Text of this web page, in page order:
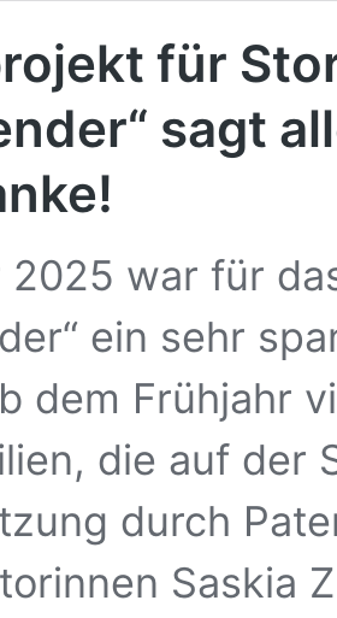
für
sagt
2025 war für
ein sehr
dem Frühjahr
die auf der
durch
Saskia